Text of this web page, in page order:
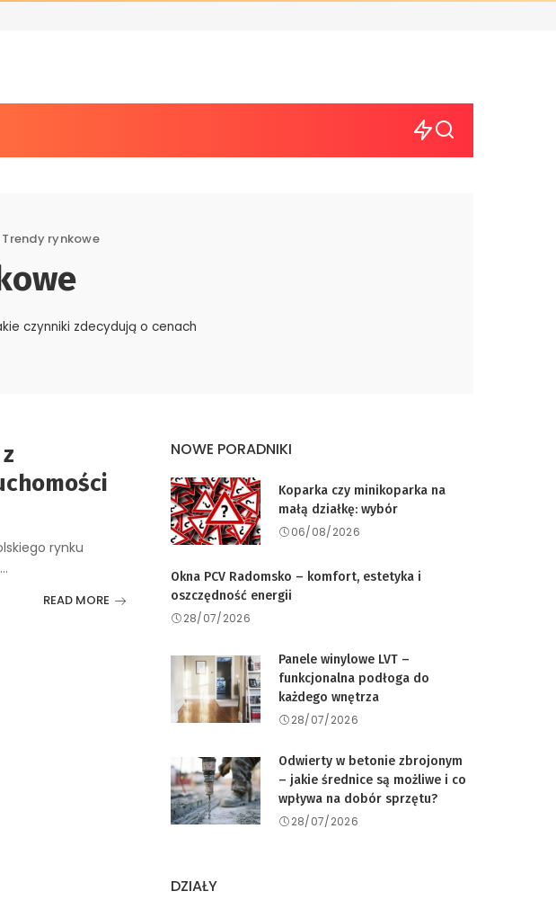
Trendy rynkowe
czynniki zdecydują o cenach
rynku
...
READ MORE
NOWE PORADNIKI
Koparka czy minikoparka na
małą działkę: wybór
06/08/2026
Okna PCV Radomsko – komfort, estetyka i
oszczędność energii
28/07/2026
Panele winylowe LVT –
funkcjonalna podłoga do
każdego wnętrza
28/07/2026
Odwierty w betonie zbrojonym
– jakie średnice są możliwe i co
wpływa na dobór sprzętu?
28/07/2026
DZIAŁY